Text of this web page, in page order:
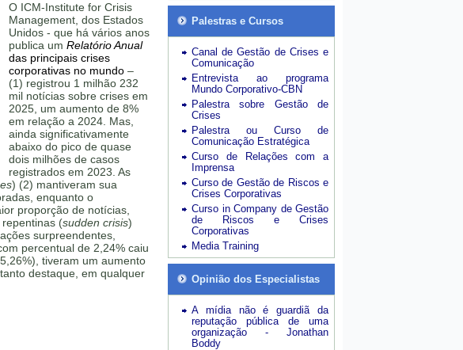
O ICM-Institute for Crisis
Management, dos Estados
Unidos - que há vários anos
publica um Relatório Anual
das principais crises
corporativas no mundo –
(1) registrou 1 milhão 232
mil notícias sobre crises em
2025, um aumento de 8%
em relação a 2024. Mas,
ainda significativamente
abaixo do pico de quase
dois milhões de casos
registrados em 2023. As
) (2) mantiveram sua
enquanto o
proporção de notícias,
(sudden crisis)
surpreendentes,
percentual de 2,24% caiu
tiveram um aumento
destaque, em qualquer
Palestras e Cursos
Canal de Gestão de Crises e
Comunicação
Entrevista ao programa
Mundo Corporativo-CBN
Palestra sobre Gestão de
Crises
Palestra ou Curso de
Comunicação Estratégica
Curso de Relações com a
Imprensa
Curso de Gestão de Riscos e
Crises Corporativas
Curso in Company de Gestão
de Riscos e Crises
Corporativas
Media Training
Opinião dos Especialistas
A mídia não é guardiã da
reputação pública de uma
organização - Jonathan
Boddy